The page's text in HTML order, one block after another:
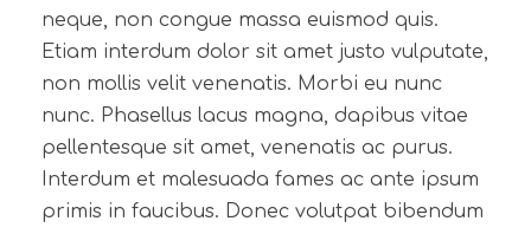
neque, non congue massa euismod quis.
Etiam interdum dolor sit amet justo vulputate,
non mollis velit venenatis. Morbi eu nunc
nunc. Phasellus lacus magna, dapibus vitae
pellentesque sit amet, venenatis ac purus.
Interdum et malesuada fames ac ante ipsum
primis in faucibus. Donec volutpat bibendum